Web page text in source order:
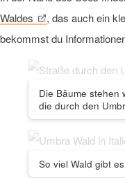
Waldes
, das auch ein
bekommst du
Die Bäume stehen
die durch den
So viel Wald gibt